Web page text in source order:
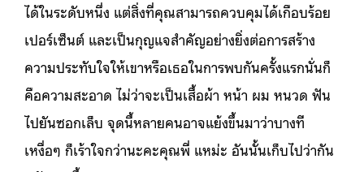
ได้ในระดับหนึ่ง แต่สิ่งที่คุณสามารถควบคุมได้เกือบร้อย
เปอร์เซ็นต์ และเป็นกุญแจสำคัญอย่างยิ่งต่อการสร้าง
ความประทับใจให้เขาหรือเธอในการพบกันครั้งแรกนั่นก็
คือความสะอาด ไม่ว่าจะเป็นเสื้อผ้า หน้า ผม หนวด ฟัน
ไปยันซอกเล็บ จุดนี้หลายคนอาจแย้งขึ้นมาว่าบางที
เหงื่อๆ ก็เร้าใจกว่านะคะคุณพี่ แหม่ะ อันนั้นเก็บไปว่ากัน